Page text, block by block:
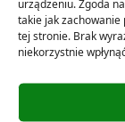
urządzeniu. Zgoda
takie jak
tej stronie. Brak
niekorzystnie